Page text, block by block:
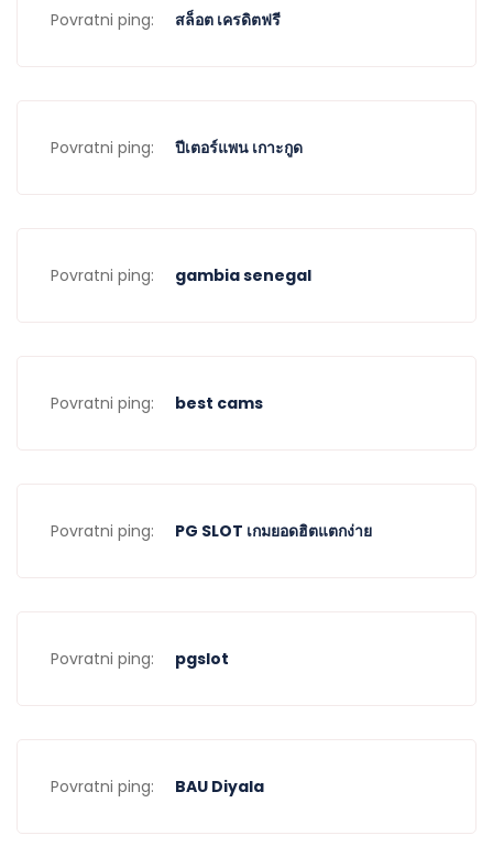
Povratni ping: สล็อต เครดิตฟรี
Povratni ping: ปีเตอร์แพน เกาะกูด
Povratni ping: gambia senegal
Povratni ping: best cams
Povratni ping: PG SLOT เกมยอดฮิตแตกง่าย
Povratni ping: pgslot
Povratni ping: BAU Diyala